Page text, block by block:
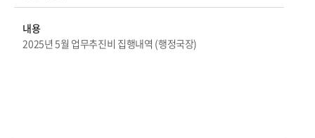
내용
2025년 5월 업무추진비 집행내역 (행정국장)